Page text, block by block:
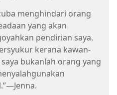
menghindari orang
yang akan
pendirian saya.
kerana kawan-
bukanlah orang yang